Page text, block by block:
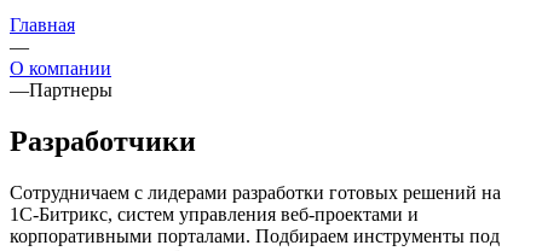
Главная
—
О компании
—Партнеры
Разработчики
Сотрудничаем с лидерами разработки готовых решений на
1С-Битрикс, систем управления веб-проектами и
корпоративными порталами. Подбираем инструменты под